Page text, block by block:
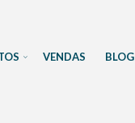
VENDAS BLOG